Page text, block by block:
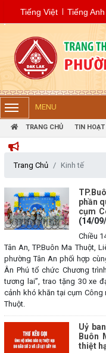
Tiếng Việt Tiếng Anh
MENU
TRANG CHỦ TIN
Trang Chủ Kinh tế
phần
cụm
(14/
Chiều
Tân An, TP.Buôn Ma Thuột,
phường Tân An phối hợp
Ân Phú tổ chức Chương
tương lai”, trao tặng 30 xe
cảnh khó khăn tại cụm Công
Thuột.
Uỷ
Buôn
thiệt